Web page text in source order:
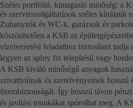
Széles portfólió, kimagasló minőség: a
és szervizszolgáltatások széles kínálatát
Zuhanyzók és WC-k, garázsok és
köszönhetően a KSB az
vízelvezetési feladathoz biztosítani tudja
legyen az igény fix telepítésű vagy
A KSB kiváló minőségű anyagok
szivattyúinak és szerelvényeinek hosszú
üzembiztonságát. Így hosszú távon
és javítási munkákat spórolhat meg. A